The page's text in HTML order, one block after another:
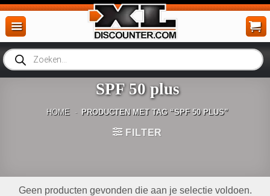
Ga
naar
inhoud
Producten
zoeken
SPF 50 plus
HOME - PRODUCTEN MET TAG “SPF 50 PLUS”
FILTER
Geen producten gevonden die aan je selectie voldoen.